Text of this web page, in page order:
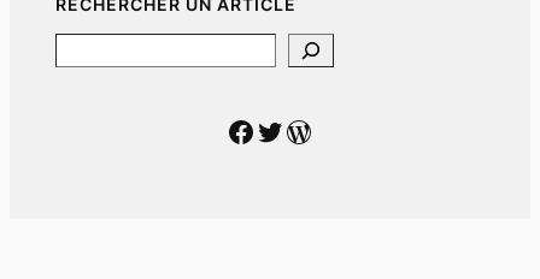
Facebook
Twitter
WordPress